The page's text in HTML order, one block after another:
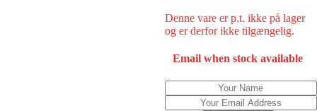
Denne vare er p.t. ikke på lager
og er derfor ikke tilgængelig.
Email when stock available